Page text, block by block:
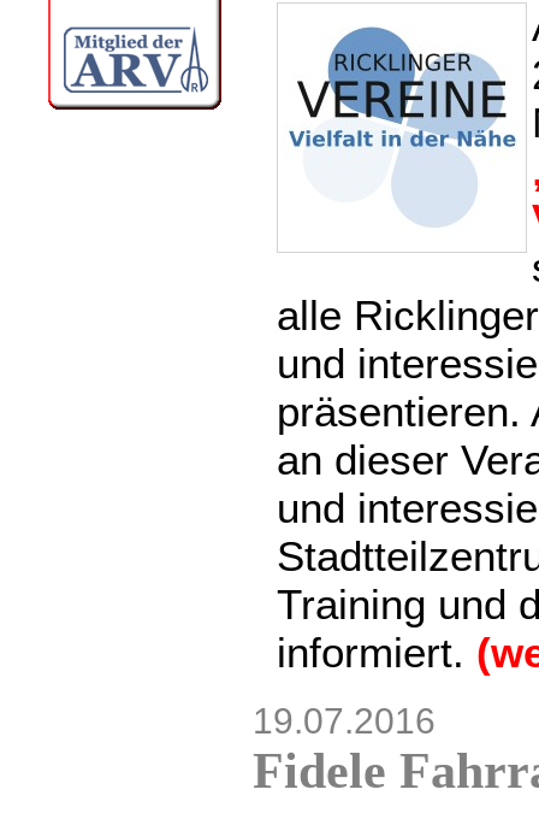
alle
und
präsentieren.
an dieser
und
Training und
informiert.
19.07.2016
Fidele